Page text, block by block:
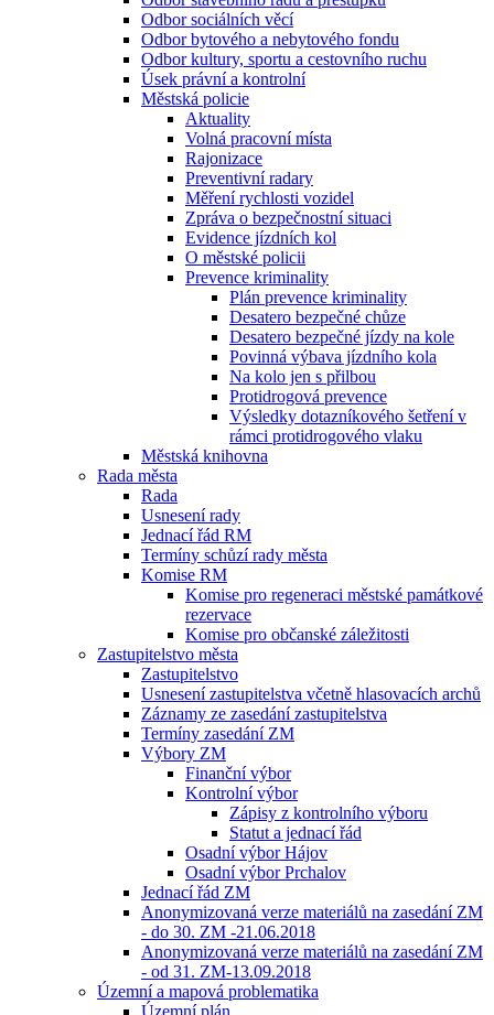
Odbor sociálních věcí
Odbor bytového a nebytového fondu
Odbor kultury, sportu a cestovního ruchu
Úsek právní a kontrolní
Městská policie
Aktuality
Volná pracovní místa
Rajonizace
Preventivní radary
Měření rychlosti vozidel
Zpráva o bezpečnostní situaci
Evidence jízdních kol
O městské policii
Prevence kriminality
Plán prevence kriminality
Desatero bezpečné chůze
Desatero bezpečné jízdy na kole
Povinná výbava jízdního kola
Na kolo jen s přilbou
Protidrogová prevence
Výsledky dotazníkového šetření v
rámci protidrogového vlaku
Městská knihovna
Rada města
Rada
Usnesení rady
Jednací řád RM
Termíny schůzí rady města
Komise RM
Komise pro regeneraci městské památkové
rezervace
Komise pro občanské záležitosti
Zastupitelstvo města
Zastupitelstvo
Usnesení zastupitelstva včetně hlasovacích archů
Záznamy ze zasedání zastupitelstva
Termíny zasedání ZM
Výbory ZM
Finanční výbor
Kontrolní výbor
Zápisy z kontrolního výboru
Statut a jednací řád
Osadní výbor Hájov
Osadní výbor Prchalov
Jednací řád ZM
Anonymizovaná verze materiálů na zasedání ZM
- do 30. ZM -21.06.2018
Anonymizovaná verze materiálů na zasedání ZM
- od 31. ZM-13.09.2018
Územní a mapová problematika
Územní plán